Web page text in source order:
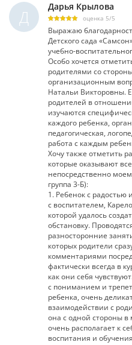
Д
Дарья Крылова
оценка 5/5
Выражаю
Детского сада
учебно-
Особо хочется
родителями со
организационным
Натальи Викторовны.
родителей в
изучаются
каждого ребенка,
педагогическая,
работа с каждым
Хочу также отметить
которые оказывают
непосредственно
группа 3-Б):
1. Ребенок с радостью
с воспитателем,
которой удалось
обстановку.
разносторонние
которых родители
комментариями
фактически всегда в
как они себя
с пониманием и
ребенка, очень
взаимодействии с
она с одной стороны в
очень располагает к
воспитания и